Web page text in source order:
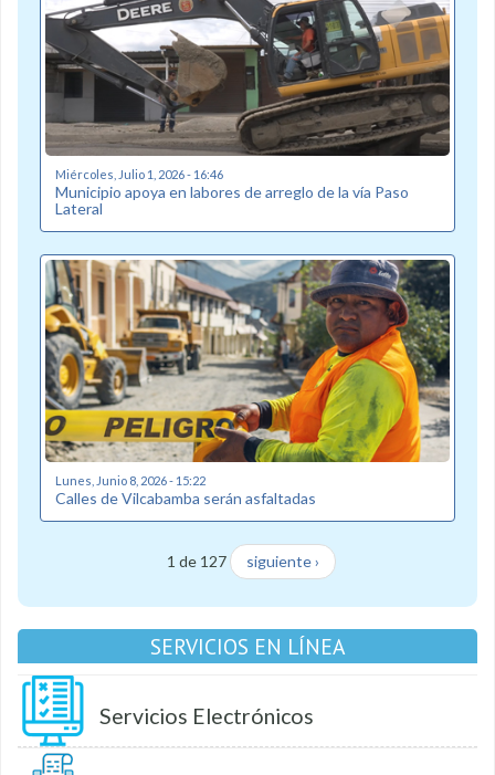
Miércoles, Julio 1, 2026 - 16:46
Municipio apoya en labores de arreglo de la vía Paso
Lateral
Lunes, Junio 8, 2026 - 15:22
Calles de Vilcabamba serán asfaltadas
1 de 127 siguiente ›
SERVICIOS EN LÍNEA
Servicios Electrónicos